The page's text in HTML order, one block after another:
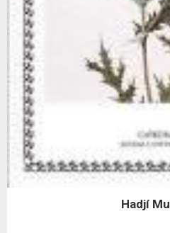
Hadjí